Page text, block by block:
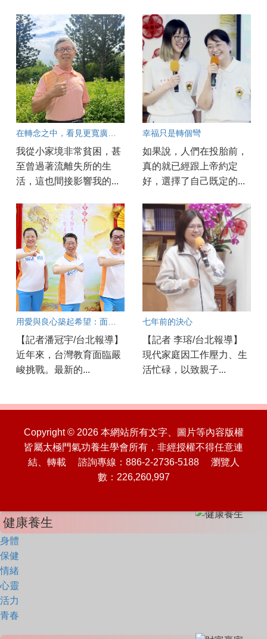
我從小家境非常貧困，甚
至曾過著流離失所的生
活，這也間接影響我的...
幸福只是轉個彎
如果說，人們在投胎前，
真的就已經跟上帝約定
好，選擇了自己既定的...
用愛與良心築起希望：面對教育現場的焦慮與AI浪潮，他們如何陪伴孩子成長？
【記者潘冠宇/台北報導】
近年來，台灣教育面臨嚴
峻挑戰。最新的...
七年前的決心
【記者 李瑢/台北報導】
現代家庭因工作壓力、生
活忙碌，以致親子...
Copyright © 2026 本網站所有文字、圖片等內容版權
皆屬太極門氣功養生學會所有，非經授權不得任意連
結、轉載 諮詢專線：886-2-2736-5188 瀏覽人
數：226,260,997
健康養生
身體
保健
情緒
心靈
活力
青春